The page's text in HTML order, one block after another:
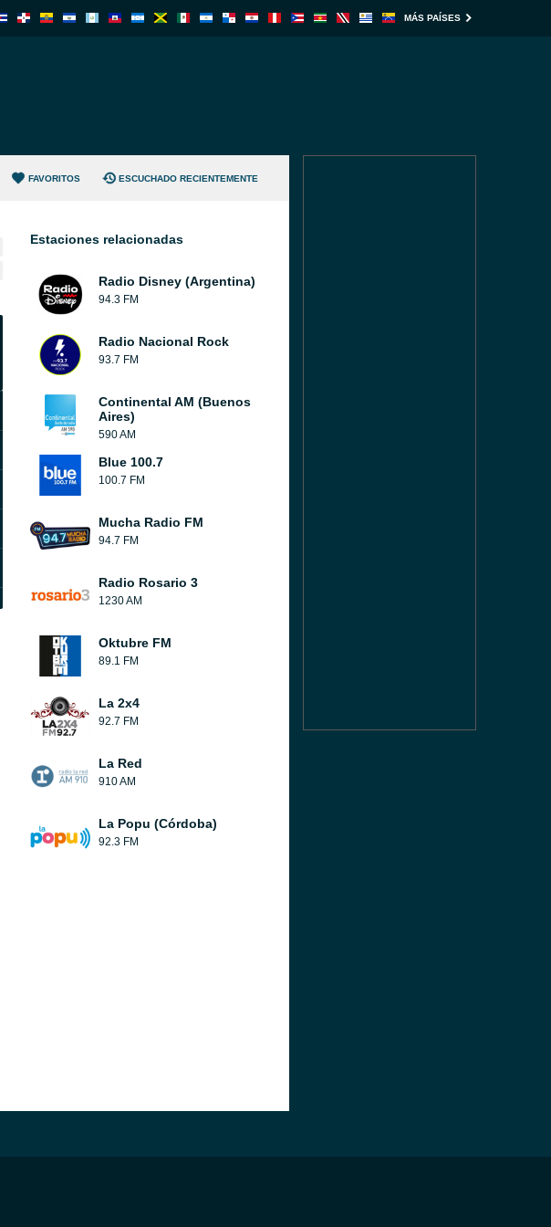
MÁS PAÍSES
FAVORITOS ESCUCHADO RECIENTEMENTE
Estaciones relacionadas
Radio Disney (Argentina)
94.3 FM
Radio Nacional Rock
93.7 FM
Continental AM (Buenos
Aires)
590 AM
Blue 100.7
100.7 FM
Mucha Radio FM
94.7 FM
Radio Rosario 3
1230 AM
Oktubre FM
89.1 FM
La 2x4
92.7 FM
La Red
910 AM
La Popu (Córdoba)
92.3 FM